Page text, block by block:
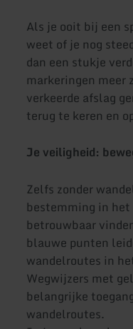
Als je ooit bij een
weet of je nog
dan een stukje
markeringen
verkeerde afslag
terug te keren en
Je veiligheid:
Zelfs zonder
bestemming in
betrouwbaar
blauwe punten
wandelroutes in
Wegwijzers met
belangrijke
wandelroutes.